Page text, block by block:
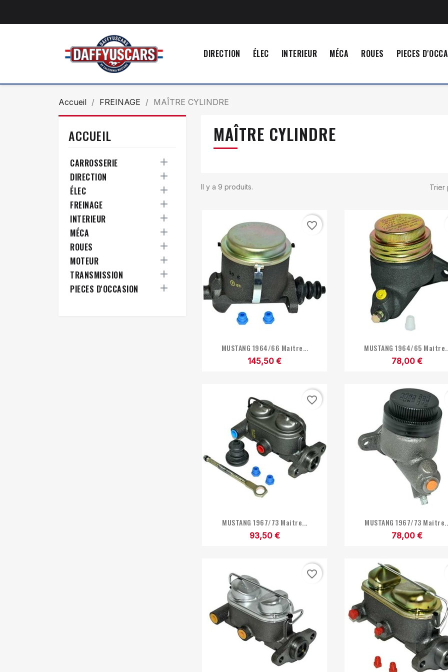
DIRECTION ÉLEC INTERIEUR MÉCA ROUES PIECES
Accueil FREINAGE MAÎTRE CYLINDRE
ACCUEIL
CARROSSERIE

DIRECTION

ÉLEC

FREINAGE

INTERIEUR

MÉCA

ROUES

MOTEUR

TRANSMISSION

PIECES D'OCCASION

MAÎTRE CYLINDRE
Il y a 9 produits. Trier
Aperçu rapide
MUSTANG 1964/66 Maitre...
145,50 €
favorite_border
Aperçu rapide
MUSTANG 1964/65
78,00 €
Aperçu rapide
MUSTANG 1967/73 Maitre...
93,50 €
favorite_border
Aperçu rapide
MUSTANG 1967/73
78,00 €
favorite_border